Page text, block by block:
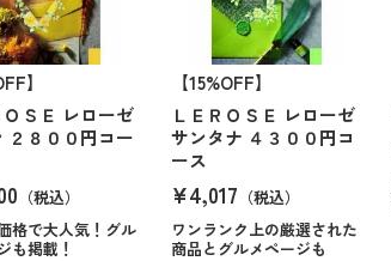
】
ＯＳＥ レローゼ
２８００円コー
（税込）
格で大人気！グル
も掲載！
【15%OFF】
ＬＥＲＯＳＥ レローゼ
サンタナ ４３００円コ
ース
¥4,017 （税込）
ワンランク上の厳選された
商品とグルメページも